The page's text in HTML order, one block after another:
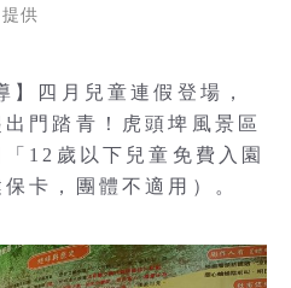
提供
】四月兒童連假登場，
門踏青！虎頭埤風景區
12歲以下兒童免費入園
卡，團體不適用）。